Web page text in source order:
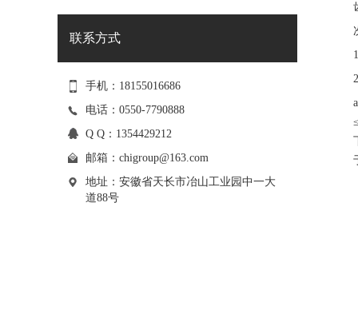
联系方式
手机：18155016686
电话：0550-7790888
Q Q：1354429212
邮箱： chigroup@163.com
地址：安徽省天长市冶山工业园中一大
道88号